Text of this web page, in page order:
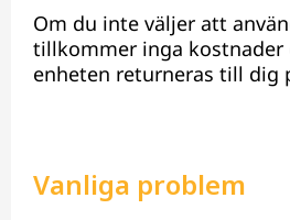
Om du inte väljer att
tillkommer inga kostnader
enheten returneras till dig
Vanliga problem